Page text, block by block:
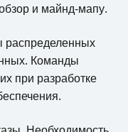
и майнд-мапу.
распределенных
Команды
при разработке